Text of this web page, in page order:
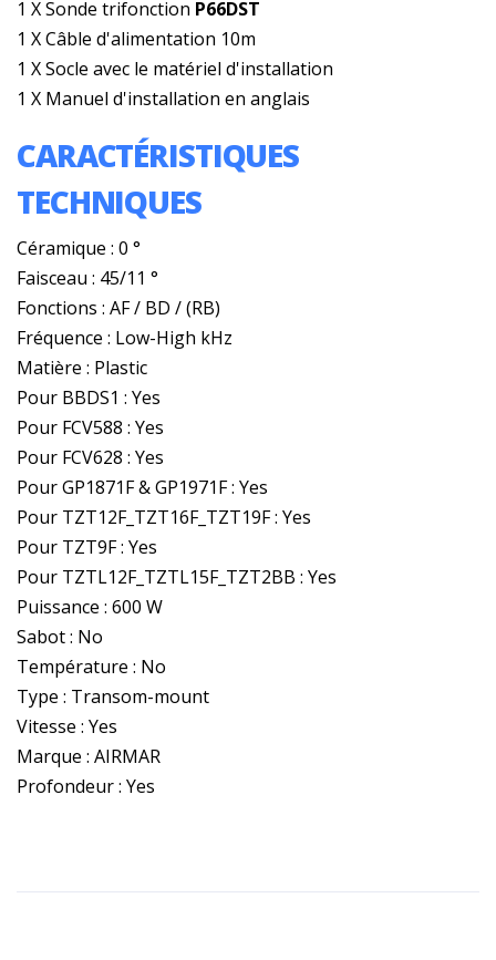
1 X Sonde trifonction P66DST
1 X Câble d'alimentation 10m
1 X Socle avec le matériel d'installation
1 X Manuel d'installation en anglais
CARACTÉRISTIQUES
TECHNIQUES
Céramique : 0 °
Faisceau : 45/11 °
Fonctions : AF / BD / (RB)
Fréquence : Low-High kHz
Matière : Plastic
Pour BBDS1 : Yes
Pour FCV588 : Yes
Pour FCV628 : Yes
Pour GP1871F & GP1971F : Yes
Pour TZT12F_TZT16F_TZT19F : Yes
Pour TZT9F : Yes
Pour TZTL12F_TZTL15F_TZT2BB : Yes
Puissance : 600 W
Sabot : No
Température : No
Type : Transom-mount
Vitesse : Yes
Marque : AIRMAR
Profondeur : Yes